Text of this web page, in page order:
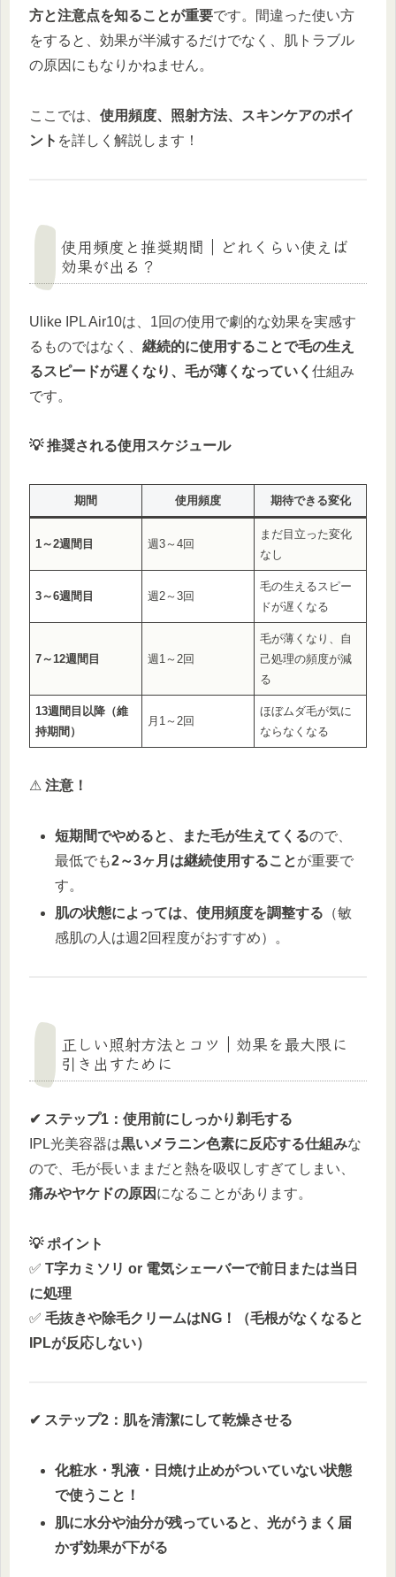
方と注意点を知ることが重要です。間違った使い方
をすると、効果が半減するだけでなく、肌トラブル
の原因にもなりかねません。
ここでは、 使用頻度、照射方法、スキンケアのポイ
ント を詳しく解説します！
使用頻度と推奨期間｜どれくらい使えば
効果が出る？
Ulike IPL Air10は、1回の使用で劇的な効果を実感す
るものではなく、 継続的に使用することで毛の生え
るスピードが遅くなり、毛が薄くなっていく 仕組み
です。
💡 推奨される使用スケジュール
期間 使用頻度 期待できる変化
1～2週間目 週3～4回
まだ目立った変化
なし
3～6週間目 週2～3回
毛の生えるスピー
ドが遅くなる
7～12週間目 週1～2回
毛が薄くなり、自
己処理の頻度が減
る
13週間目以降（維
持期間）
月1～2回
ほぼムダ毛が気に
ならなくなる
⚠ 注意！
短期間でやめると、また毛が生えてくるので、
最低でも2～3ヶ月は継続使用することが重要で
す。
肌の状態によっては、使用頻度を調整する （敏
感肌の人は週2回程度がおすすめ）。
正しい照射方法とコツ｜効果を最大限に
引き出すために
✔ ステップ1：使用前にしっかり剃毛する
IPL光美容器は黒いメラニン色素に反応する仕組みな
ので、毛が長いままだと熱を吸収しすぎてしまい、
痛みやヤケドの原因 になることがあります。
💡 ポイント
✅ T字カミソリ or 電気シェーバーで前日または当日
に処理
✅ 毛抜きや除毛クリームはNG！（毛根がなくなると
IPLが反応しない）
✔ ステップ2：肌を清潔にして乾燥させる
化粧水・乳液・日焼け止めがついていない状態
で使うこと！
肌に水分や油分が残っていると、光がうまく届
かず効果が下がる